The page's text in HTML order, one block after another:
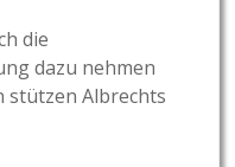
die
dazu nehmen
stützen Albrechts